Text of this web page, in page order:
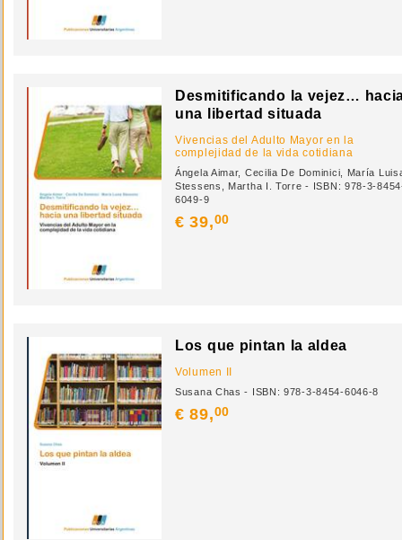
Desmitificando la vejez…
una libertad situada
Vivencias del Adulto Mayor en la
complejidad de la vida cotidiana
Ángela Aimar, Cecilia De Dominici, María
Stessens, Martha I. Torre - ISBN: 978-3-
6049-9
€ 39,00
Los que pintan la aldea
Volumen II
Susana Chas - ISBN: 978-3-8454-6046-8
€ 89,00